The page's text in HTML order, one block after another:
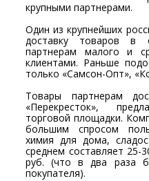
крупными партнерами.
Один из крупнейших
доставку товаров в
партнерам малого и
клиентами. Раньше
только «Самсон-Опт»,
Товары партнерам
«Перекресток»,
торговой площадки.
большим спросом
химия для дома,
среднем составляет 25-
руб. (что в два раза
покупателя).